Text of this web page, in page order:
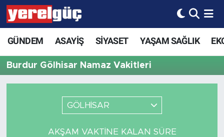
GÜNDEM ASAYİŞ SİYASET YAŞAM SAĞLIK
Burdur Gölhisar Namaz Vakitleri
GÖLHİSAR
AKŞAM VAKTINE KALAN SÜRE